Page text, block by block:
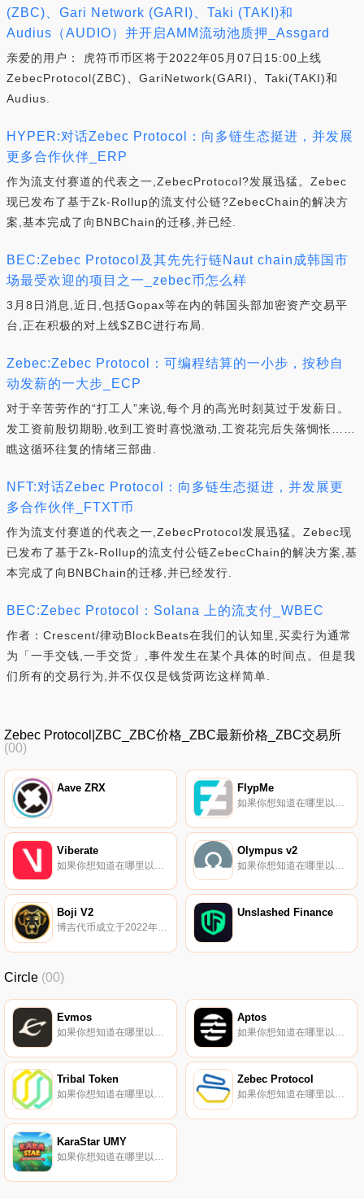
(ZBC)、Gari Network (GARI)、Taki (TAKI)和
Audius（AUDIO）并开启AMM流动池质押_Assgard
亲爱的用户： 虎符币币区将于2022年05月07日15:00上线
ZebecProtocol(ZBC)、GariNetwork(GARI)、Taki(TAKI)和
Audius.
HYPER:对话Zebec Protocol：向多链生态挺进，并发展
更多合作伙伴_ERP
作为流支付赛道的代表之一,ZebecProtocol?发展迅猛。Zebec
现已发布了基于Zk-Rollup的流支付公链?ZebecChain的解决方
案,基本完成了向BNBChain的迁移,并已经.
BEC:Zebec Protocol及其先先行链Naut chain成韩国市
场最受欢迎的项目之一_zebec币怎么样
3月8日消息,近日,包括Gopax等在内的韩国头部加密资产交易平
台,正在积极的对上线$ZBC进行布局.
Zebec:Zebec Protocol：可编程结算的一小步，按秒自
动发薪的一大步_ECP
对于辛苦劳作的“打工人”来说,每个月的高光时刻莫过于发薪日。
发工资前殷切期盼,收到工资时喜悦激动,工资花完后失落惆怅……
瞧这循环往复的情绪三部曲.
NFT:对话Zebec Protocol：向多链生态挺进，并发展更
多合作伙伴_FTXT币
作为流支付赛道的代表之一,ZebecProtocol发展迅猛。Zebec现
已发布了基于Zk-Rollup的流支付公链ZebecChain的解决方案,基
本完成了向BNBChain的迁移,并已经发行.
BEC:Zebec Protocol：Solana 上的流支付_WBEC
作者：Crescent/律动BlockBeats在我们的认知里,买卖行为通常
为「一手交钱,一手交货」,事件发生在某个具体的时间点。但是我
们所有的交易行为,并不仅仅是钱货两讫这样简单.
Zebec Protocol|ZBC_ZBC价格_ZBC最新价格_ZBC交易所
(00)
Aave ZRX FlypMe
如果你想知道在哪里以当前价格购买FlypMe,目前交易{FlypMe]股票的顶级加密货币交易所是HitBTC和SouthXchange。您可以在我们的加密货币交易所页面上找到其他列表。FlypMe（FYP）是一种加密货币,在以太坊平台上运行.
Viberate Olympus v2
Boji V2
博吉代币成立于2022年4月3日,拥有一个强大的社区,通过与慈善机构和非政府组织的合作,为流浪动物建设一个更美好的世界进行开放交流。其目的是将加密世界和动物爱好者聚集在一起,支持所有需要帮助的动物,喂养饥饿的动物,并与博吉代币社区一起从街道和收容所收养它们.
Unslashed Finance
Circle (00)
Evmos Aptos
Tribal Token
如果你想知道在哪里以当前价格购买Tribal Token,目前交易{Tribal Token]股票的顶级加密货币交易所是KuCoin。您可以在我们的加密货币交易所页面上找到其他列表。中小型企业对新兴市场经济体至关重要,在拉丁美洲等市场雇佣了大多数工人.
Zebec Protocol
如果你想知道在哪里以当前价格购买Zebec Protocol,目前交易{Zebec Protocol]股票的顶级加密货币交易所是OKX、ByZBCt、Bitget、Hotcoin Global和BingX。您可以在我们的加密货币交易所页面上找到其他列表.
KaraStar UMY
如果你想知道在哪里以当前价格购买KaraStar UMY,目前交易{KaraStar UMY]股票的顶级加密货币交易所是PancakeSwap（V2）。您可以在我们的加密货币交易所页面上找到其他列表.